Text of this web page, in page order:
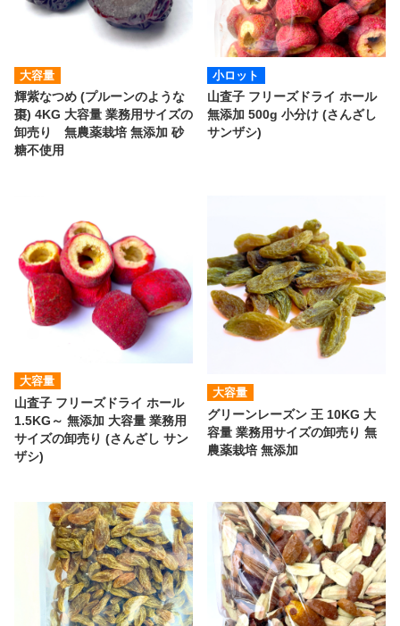
大容量
輝紫なつめ (プルーンのような
棗) 4KG 大容量 業務用サイズの
卸売り 無農薬栽培 無添加 砂
糖不使用
小ロット
山査子 フリーズドライ ホール
無添加 500g 小分け (さんざし
サンザシ)
大容量
山査子 フリーズドライ ホール
1.5KG～ 無添加 大容量 業務用
サイズの卸売り (さんざし サン
ザシ)
大容量
グリーンレーズン 王 10KG 大
容量 業務用サイズの卸売り 無
農薬栽培 無添加